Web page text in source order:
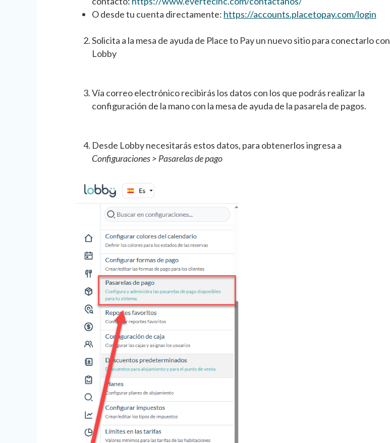
O desde tu cuenta directamente: https://accounts.placetopay.com/login
Solicita a la mesa de ayuda de Place to Pay un nuevo sitio para conectarlo con
Lobby
Vía correo electrónico recibirás los datos con los que podrás realizar la
configuración de la mano con la mesa de ayuda de la pasarela de pagos.
Desde Lobby necesitarás estos datos, para obtenerlos ingresa a
Configuraciones > Pasarelas de pago